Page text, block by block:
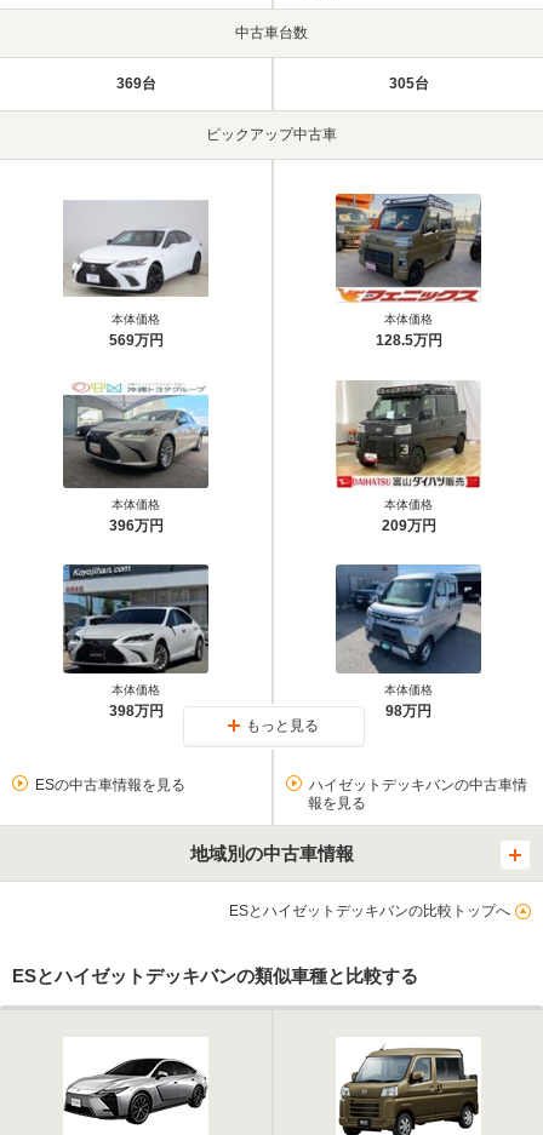
中古車台数
369台 305台
ピックアップ中古車
本体価格
569万円
本体価格
396万円
本体価格
398万円
本体価格
128.5万円
本体価格
209万円
本体価格
98万円
もっと見る
ESの中古車情報を見る
ハイゼットデッキバンの中古車情
報を見る
地域別の中古車情報
ESとハイゼットデッキバンの比較トップへ
ESとハイゼットデッキバンの類似車種と比較する